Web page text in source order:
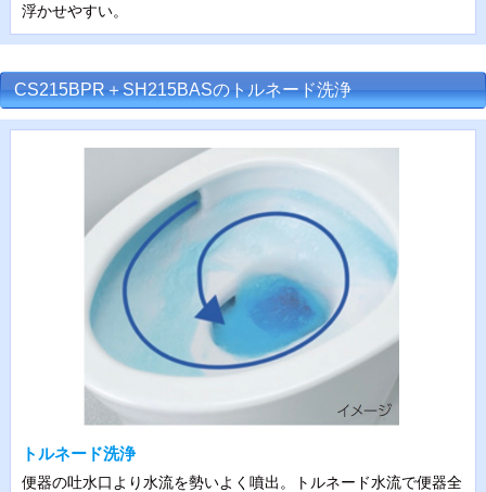
浮かせやすい。
CS215BPR＋SH215BASのトルネード洗浄
トルネード洗浄
便器の吐水口より水流を勢いよく噴出。トルネード水流で便器全